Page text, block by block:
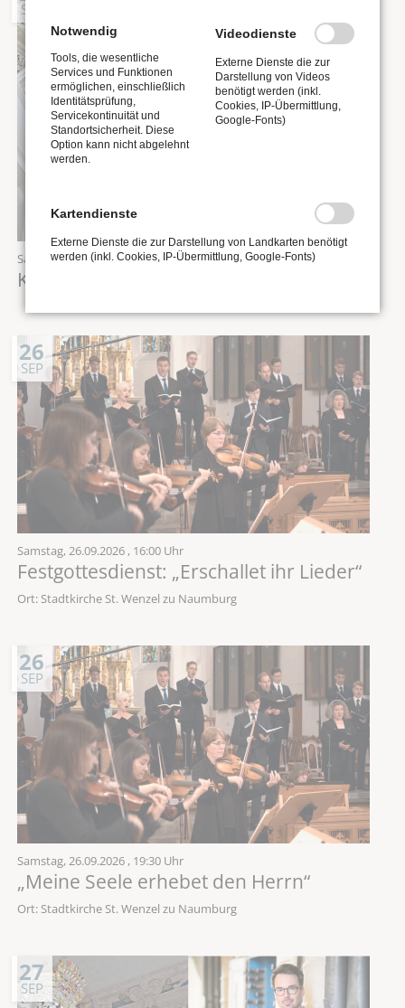
SEP
Samstag,26.09.2026 Uhr
KEIN Mittagskonzert
26
SEP
Samstag,26.09.2026 , 16:00 Uhr
Festgottesdienst: „Erschallet ihr Lieder“
Ort: Stadtkirche St. Wenzel zu Naumburg
26
SEP
Samstag,26.09.2026 , 19:30 Uhr
„Meine Seele erhebet den Herrn“
Ort: Stadtkirche St. Wenzel zu Naumburg
27
SEP
Notwendig
Tools, die wesentliche
Services und Funktionen
ermöglichen, einschließlich
Identitätsprüfung,
Servicekontinuität und
Standortsicherheit. Diese
Option kann nicht abgelehnt
werden.
Videodienste
Externe Dienste die zur
Darstellung von Videos
benötigt werden (inkl.
Cookies, IP-Übermittlung,
Google-Fonts)
Kartendienste
Externe Dienste die zur Darstellung von Landkarten benötigt
werden (inkl. Cookies, IP-Übermittlung, Google-Fonts)